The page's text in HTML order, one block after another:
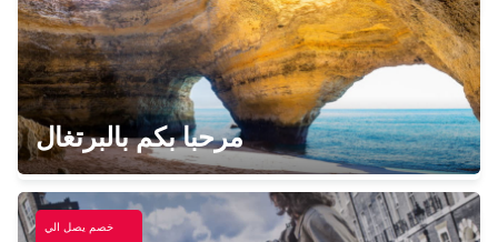
YEOSU EXPO STATION
YEOSU - KOREA(SOUTH)
مرحبا بكم بالبرتغال
خصم يصل الي